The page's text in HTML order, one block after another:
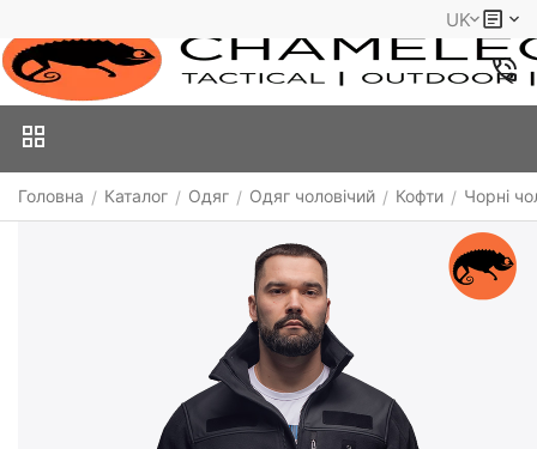
UK
Головна / Каталог / Одяг / Одяг чоловічий / Кофти / Чорні